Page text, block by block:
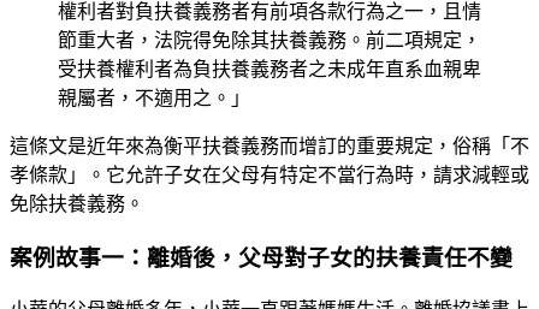
權利者對負扶養義務者有前項各款行為之一，且情
節重大者，法院得免除其扶養義務。前二項規定，
受扶養權利者為負扶養義務者之未成年直系血親卑
親屬者，不適用之。」
這條文是近年來為衡平扶養義務而增訂的重要規定，俗稱「不
孝條款」。它允許子女在父母有特定不當行為時，請求減輕或
免除扶養義務。
案例故事一：離婚後，父母對子女的扶養責任不變